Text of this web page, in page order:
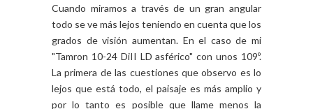
Cuando miramos a través de un gran angular
todo se ve más lejos teniendo en cuenta que los
grados de visión aumentan. En el caso de mi
"Tamron 10-24 DiII LD asférico" con unos 109º.
La primera de las cuestiones que observo es lo
lejos que está todo, el paisaje es más amplio y
por lo tanto es posible que llame menos la